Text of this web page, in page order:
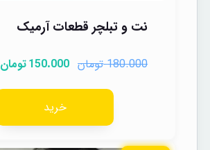
نت و تبلچر قطعات آرمیک
180.000 تومان 150.000تومان
خرید